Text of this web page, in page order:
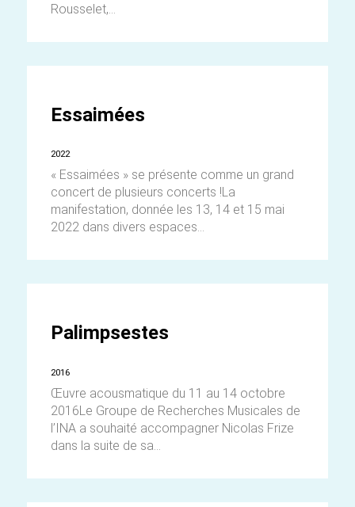
Rousselet,...
Essaimées
2022
« Essaimées » se présente comme un grand
concert de plusieurs concerts !La
manifestation, donnée les 13, 14 et 15 mai
2022 dans divers espaces...
Palimpsestes
2016
Œuvre acousmatique du 11 au 14 octobre
2016Le Groupe de Recherches Musicales de
l’INA a souhaité accompagner Nicolas Frize
dans la suite de sa...